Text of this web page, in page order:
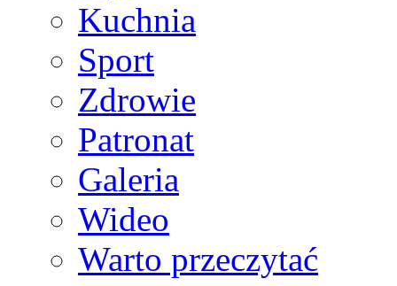
Kuchnia
Sport
Zdrowie
Patronat
Galeria
Wideo
Warto przeczytać